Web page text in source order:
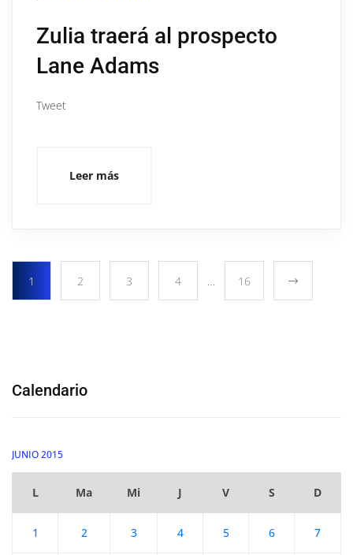
Zulia traerá al prospecto
Lane Adams
Tweet
Leer más
1 2 3 4 … 16
Calendario
JUNIO 2015
L Ma Mi J V S D
1 2 3 4 5 6 7